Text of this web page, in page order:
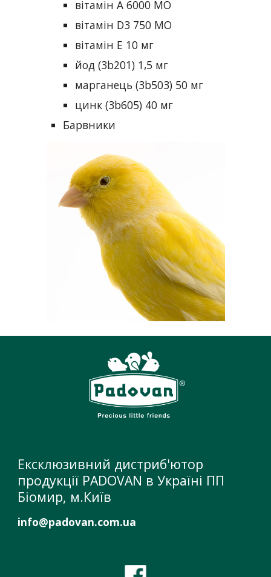
вітамін A 6000 МО
вітамін D3 750 МО
вітамін E 10 мг
йод (3b201) 1,5 мг
марганець (3b503) 50 мг
цинк (3b605) 40 мг
Барвники
Ексклюзивний дистриб'ютор
продукції PADOVAN в Україні ПП
Біомир, м.Київ
info@padovan.com.ua